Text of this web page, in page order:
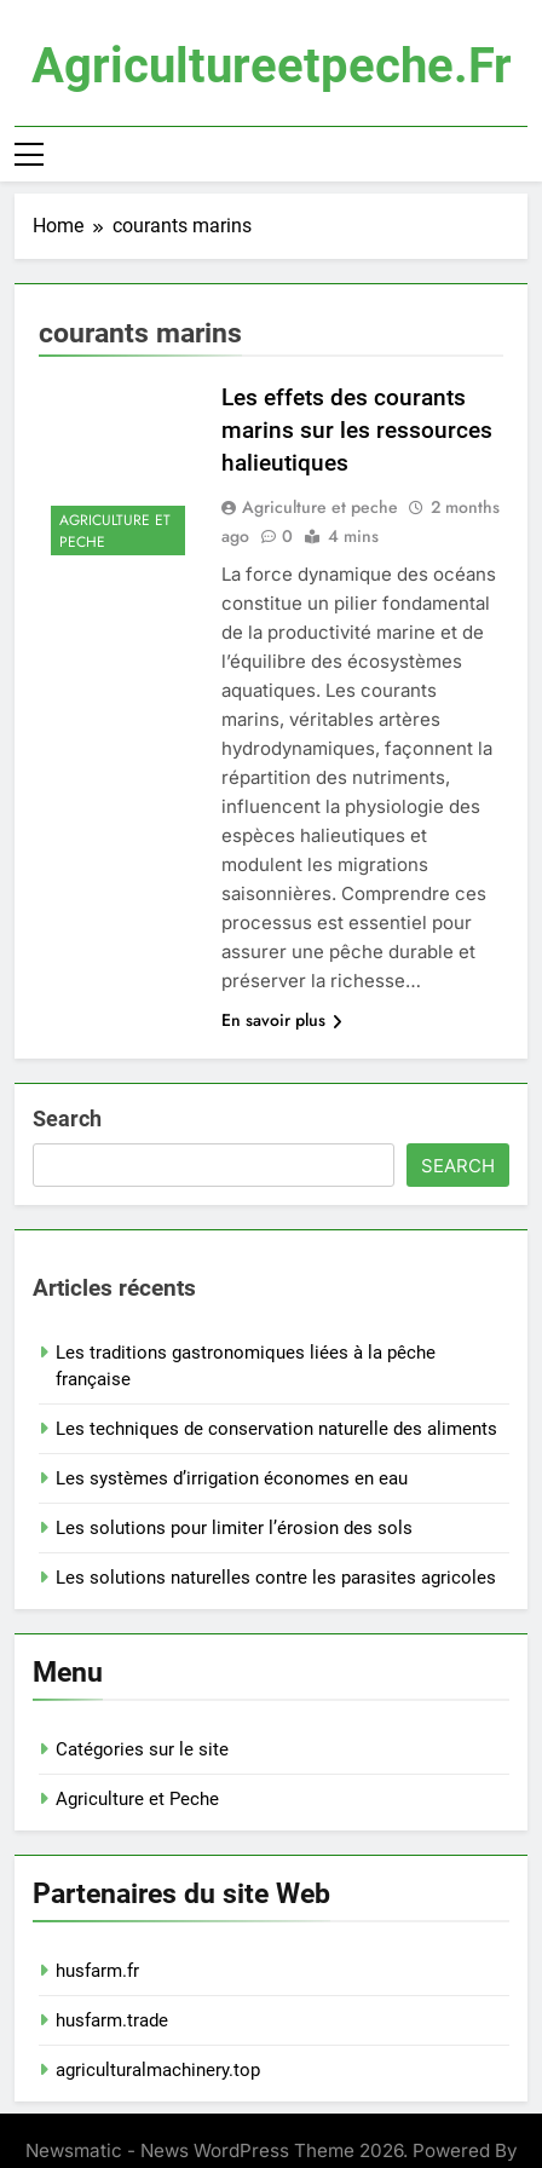
contentAgricultureetpeche.fr
Home courants marins
courants marins
AGRICULTURE ET
PECHE
Les effets des courants
marins sur les ressources
halieutiques
Agriculture et peche
2 months
ago
0 4 mins
La force dynamique des océans
constitue un pilier fondamental
de la productivité marine et de
l’équilibre des écosystèmes
aquatiques. Les courants
marins, véritables artères
hydrodynamiques, façonnent la
répartition des nutriments,
influencent la physiologie des
espèces halieutiques et
modulent les migrations
saisonnières. Comprendre ces
processus est essentiel pour
assurer une pêche durable et
préserver la richesse…
En savoir plus
Search
SEARCH
Articles récents
Les traditions gastronomiques liées à la pêche
française
Les techniques de conservation naturelle des aliments
Les systèmes d’irrigation économes en eau
Les solutions pour limiter l’érosion des sols
Les solutions naturelles contre les parasites agricoles
Menu
Catégories sur le site
Agriculture et Peche
Partenaires du site Web
husfarm.fr
husfarm.trade
agriculturalmachinery.top
Newsmatic - News WordPress Theme 2026. Powered By